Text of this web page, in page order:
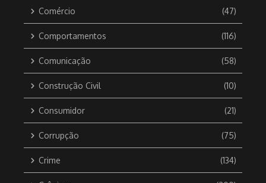
Comércio (47)
Comportamentos (116)
Comunicação (58)
Construção Civil (10)
Consumidor (21)
Corrupção (75)
Crime (134)